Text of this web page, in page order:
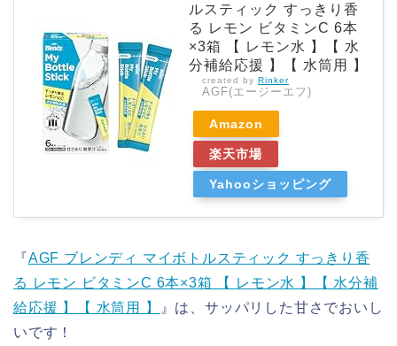
ルスティック すっきり香
る レモン ビタミンC 6本
×3箱 【 レモン水 】【 水
分補給応援 】【 水筒用 】
created by Rinker
AGF(エージーエフ)
Amazon
楽天市場
Yahooショッピング
『AGF ブレンディ マイボトルスティック すっきり香
る レモン ビタミンC 6本×3箱 【 レモン水 】【 水分補
給応援 】【 水筒用 】
』は、サッパリした甘さでおいし
いです！